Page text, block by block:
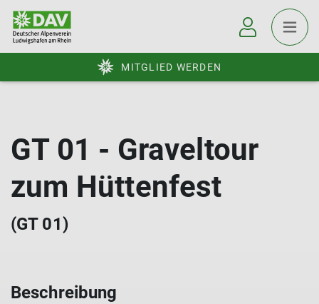
MITGLIED WERDEN
GT 01 - Graveltour
zum Hüttenfest
(GT 01)
Beschreibung